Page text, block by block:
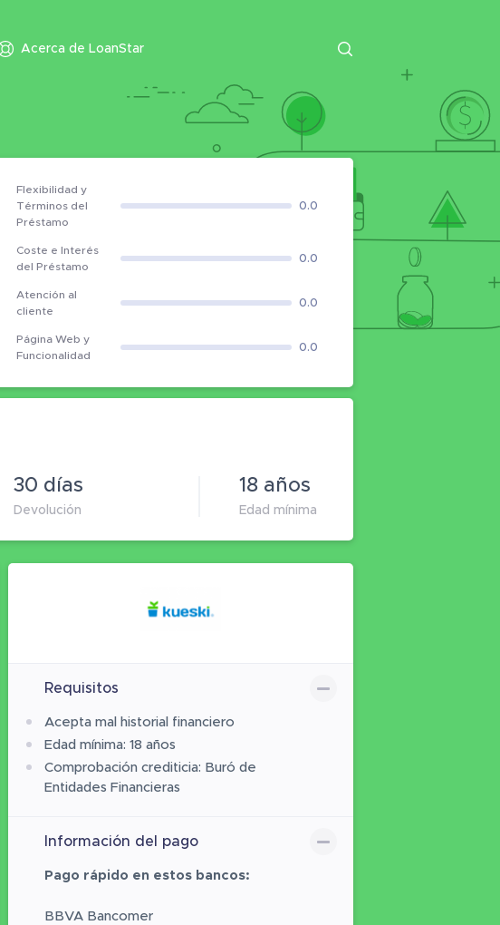
Acerca de LoanStar
Flexibilidad y
Términos del
Préstamo
0.0
Coste e Interés
del Préstamo
0.0
Atención al
cliente
0.0
Página Web y
Funcionalidad
0.0
30 días
Devolución
18 años
Edad mínima
Requisitos
Acepta mal historial financiero
Edad mínima: 18 años
Comprobación crediticia: Buró de
Entidades Financieras
Información del pago
Pago rápido en estos bancos:
BBVA Bancomer